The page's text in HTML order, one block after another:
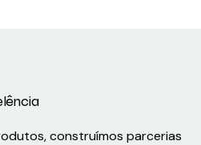
construímos parcerias